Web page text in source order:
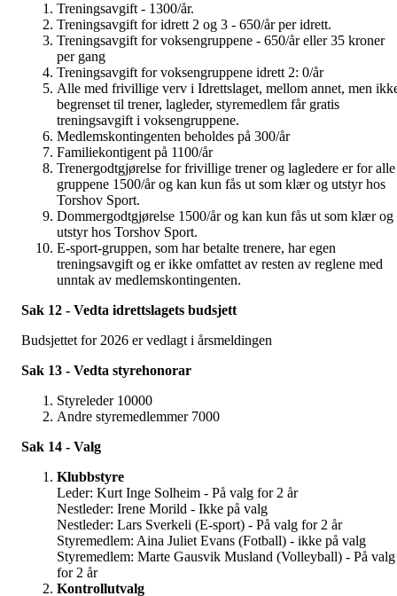
Treningsavgift - 1300/år.
Treningsavgift for idrett 2 og 3 - 650/år per idrett.
Treningsavgift for voksengruppene - 650/år eller 35 kroner
per gang
Treningsavgift for voksengruppene idrett 2: 0/år
Alle med frivillige verv i Idrettslaget, mellom annet, men
begrenset til trener, lagleder, styremedlem får gratis
treningsavgift i voksengruppene.
Medlemskontingenten beholdes på 300/år
Familiekontigent på 1100/år
Trenergodtgjørelse for frivillige trener og lagledere er for alle
gruppene 1500/år og kan kun fås ut som klær og utstyr hos
Torshov Sport.
Dommergodtgjørelse 1500/år og kan kun fås ut som klær og
utstyr hos Torshov Sport.
E-sport-gruppen, som har betalte trenere, har egen
treningsavgift og er ikke omfattet av resten av reglene med
unntak av medlemskontingenten.
Sak 12 - Vedta idrettslagets budsjett
Budsjettet for 2026 er vedlagt i årsmeldingen
Sak 13 - Vedta styrehonorar
Styreleder 10000
Andre styremedlemmer 7000
Sak 14 - Valg
Klubbstyre
Leder: Kurt Inge Solheim - På valg for 2 år
Nestleder: Irene Morild - Ikke på valg
Nestleder: Lars Sverkeli (E-sport) - På valg for 2 år
Styremedlem: Aina Juliet Evans (Fotball) - ikke på valg
Styremedlem: Marte Gausvik Musland (Volleyball) - På valg
for 2 år
Kontrollutvalg